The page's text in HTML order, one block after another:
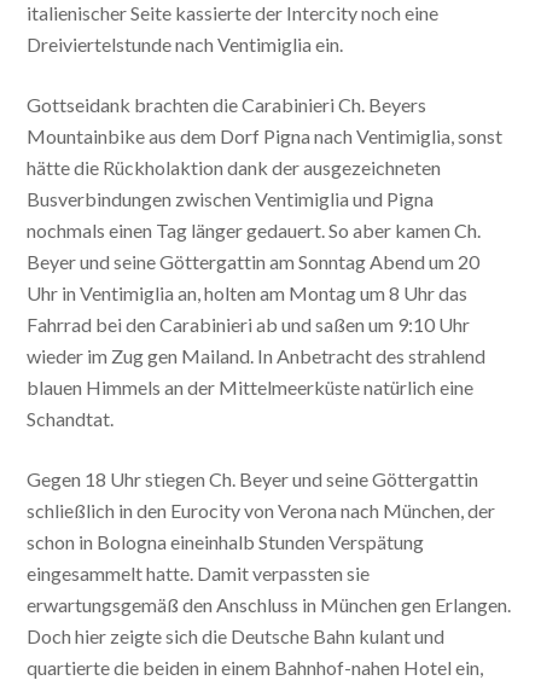
italienischer Seite kassierte der Intercity noch eine
Dreiviertelstunde nach Ventimiglia ein.
Gottseidank brachten die Carabinieri Ch. Beyers
Mountainbike aus dem Dorf Pigna nach Ventimiglia, sonst
hätte die Rückholaktion dank der ausgezeichneten
Busverbindungen zwischen Ventimiglia und Pigna
nochmals einen Tag länger gedauert. So aber kamen Ch.
Beyer und seine Göttergattin am Sonntag Abend um 20
Uhr in Ventimiglia an, holten am Montag um 8 Uhr das
Fahrrad bei den Carabinieri ab und saßen um 9:10 Uhr
wieder im Zug gen Mailand. In Anbetracht des strahlend
blauen Himmels an der Mittelmeerküste natürlich eine
Schandtat.
Gegen 18 Uhr stiegen Ch. Beyer und seine Göttergattin
schließlich in den Eurocity von Verona nach München, der
schon in Bologna eineinhalb Stunden Verspätung
eingesammelt hatte. Damit verpassten sie
erwartungsgemäß den Anschluss in München gen Erlangen.
Doch hier zeigte sich die Deutsche Bahn kulant und
quartierte die beiden in einem Bahnhof-nahen Hotel ein,